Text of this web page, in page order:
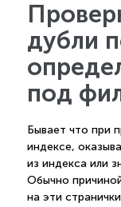
дубли
под
Бывает что при
индексе,
из индекса или
Обычно
на эти